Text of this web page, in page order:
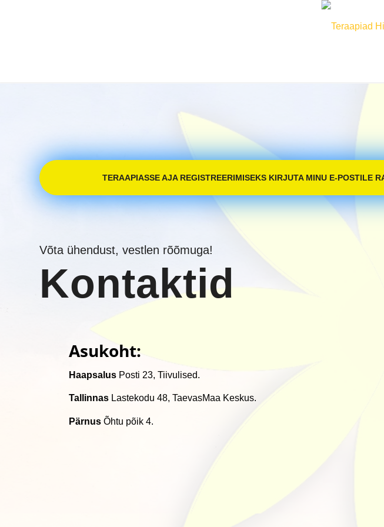
TERAAPIASSE AJA REGISTREERIMISEKS KIRJUTA MINU E-POSTILE
Võta ühendust, vestlen rõõmuga!
Kontaktid
Asukoht:
Haapsalus Posti 23, Tiivulised.
Tallinnas Lastekodu 48, TaevasMaa Keskus.
Pärnus Õhtu põik 4.